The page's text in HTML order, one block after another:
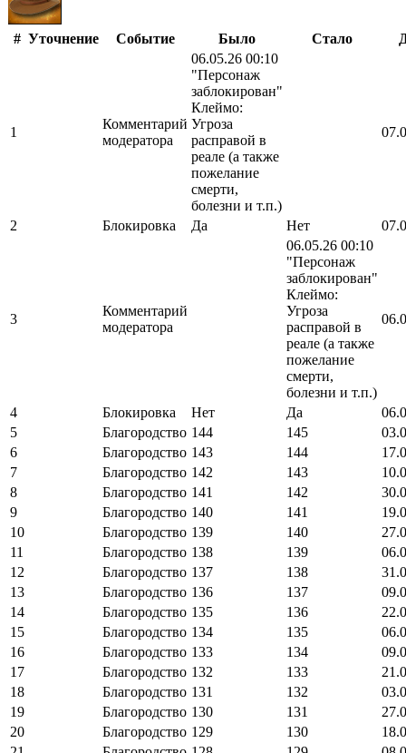
# Уточнение Событие Было Стало
1
Комментарий
модератора
06.05.26 00:10
"Персонаж
заблокирован"
Клеймо:
Угроза
расправой в
реале (а также
пожелание
смерти,
болезни и т.п.)
2 Блокировка Да Нет
3
Комментарий
модератора
06.05.26 00:10
"Персонаж
заблокирован"
Клеймо:
Угроза
расправой в
реале (а также
пожелание
смерти,
болезни и т.п.)
4 Блокировка Нет Да
5
Благородство 144 145
6
Благородство 143 144
7
Благородство 142 143
8
Благородство 141 142
9
Благородство 140 141
10
Благородство 139 140
11
Благородство 138 139
12
Благородство 137 138
13
Благородство 136 137
14
Благородство 135 136
15
Благородство 134 135
16
Благородство 133 134
17
Благородство 132 133
18
Благородство 131 132
19
Благородство 130 131
20
Благородство 129 130